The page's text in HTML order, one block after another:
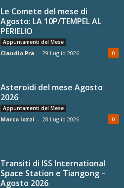
Le Comete del mese di
Agosto: LA 10P/TEMPEL AL
PERIELIO
Appuntamenti del Mese
Claudio Pra - 29 Luglio 2026 0
Asteroidi del mese Agosto
2026
Appuntamenti del Mese
Marco Iozzi - 28 Luglio 2026 0
Transiti di ISS International
Space Station e Tiangong –
Agosto 2026